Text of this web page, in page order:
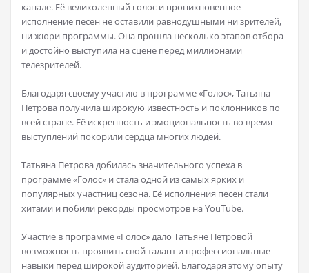
канале. Её великолепный голос и проникновенное
исполнение песен не оставили равнодушными ни зрителей,
ни жюри программы. Она прошла несколько этапов отбора
и достойно выступила на сцене перед миллионами
телезрителей.
Благодаря своему участию в программе «Голос», Татьяна
Петрова получила широкую известность и поклонников по
всей стране. Её искренность и эмоциональность во время
выступлений покорили сердца многих людей.
Татьяна Петрова добилась значительного успеха в
программе «Голос» и стала одной из самых ярких и
популярных участниц сезона. Её исполнения песен стали
хитами и побили рекорды просмотров на YouTube.
Участие в программе «Голос» дало Татьяне Петровой
возможность проявить свой талант и профессиональные
навыки перед широкой аудиторией. Благодаря этому опыту